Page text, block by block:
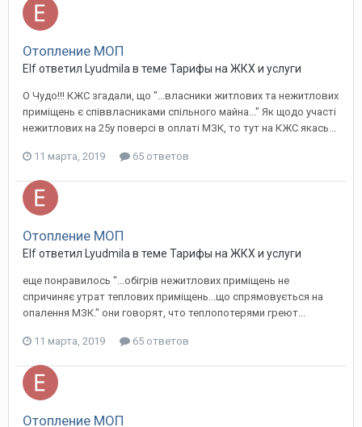
Отопление МОП
Elf ответил Lyudmila в теме Тарифы на ЖКХ и услуги
О Чудо!!! КЖС згадали, що "...власники житлових та нежитлових
приміщень є співвласниками спільного майна..." Як щодо участі
нежитлових на 25у поверсі в оплаті МЗК, то тут на КЖС якась...
11 марта, 2019 65 ответов
Отопление МОП
Elf ответил Lyudmila в теме Тарифы на ЖКХ и услуги
еще понравилось "...обігрів нежитлових приміщень не
спричиняє утрат теплових приміщень...що спрямовується на
опалення МЗК." они говорят, что теплопотерями греют...
11 марта, 2019 65 ответов
Отопление МОП